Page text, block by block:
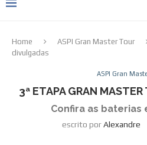
Home ASPI Gran Master Tour
divulgadas
ASPI Gran
3ª ETAPA GRAN
Confira as baterias
escrito porAlexandre